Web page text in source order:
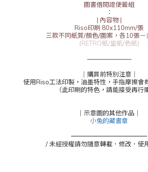
圖書借閱證便籤組
：
| 內容物 |
Riso印刷 80x110mm/張
三款不同紙質/顏色/圖案，各10張－
(RETRO紙/里紙/色紙)
———————
｜購買前特別注意｜
使用Riso工法印製，油墨特性，手指摩擦會
（此印刷的特色，請能接受再行
｜示意圖的其他作品｜
小兔的藏書章
════════════
/ 未經授權請勿隨意轉載．修改．使